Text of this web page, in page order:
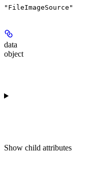
"FileImageSource"
data
object
Show child attributes